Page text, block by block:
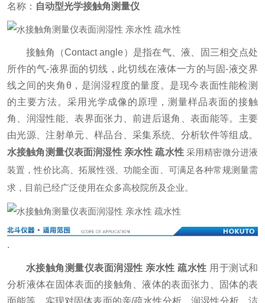
名称： 自动型光学接触角测量仪
接触角（Contact angle）是指在气、液、固三相交点处
所作的气-液界面的切线，此切线在液体一方的与固-液交界
线之间的夹角θ，是润湿程度的量度。是现今表面性能检测
的主要方法。采用光学成像的原理，测量样品表面的接触
角、润湿性能、表界面张力、前进后退角、表面能等。主要
由光源、注射单元、样品台、采集系统、分析软件等组成。
水接触角测量仪表面润湿性 亲水性 疏水性 采用精密微分进液
装置，性价比高、拓展性强、功能全面、可满足各种常规测量需
求，目前已经广泛使用在众多高校院所及企业。
.
水接触角测量仪表面润湿性 亲水性 疏水性 用于测试和
分析液体在固体表面的接触角、液体的表面张力、固体的表